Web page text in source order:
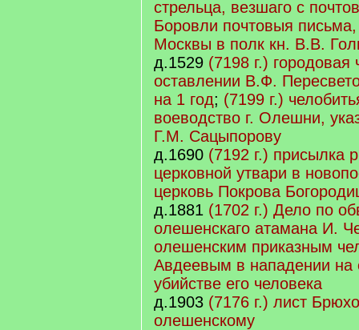
стрельца, везшаго с
Боровли почтовыя
Москвы в полк кн. В.В.
д.1529 (7198 г.) городовая
оставлении В.Ф.
на 1 год; (7199 г.)
воеводство г. Олешни,
Г.М. Сацыпорову
д.1690 (7192 г.) присылка
церковной утвари в
церковь Покрова
д.1881 (1702 г.) Дело по
олешенскаго атамана И.
олешенским приказным
Авдеевым в нападении на
убийстве его человека
д.1903 (7176 г.) лист
олешенскому